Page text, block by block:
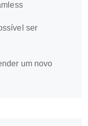
ser
um novo